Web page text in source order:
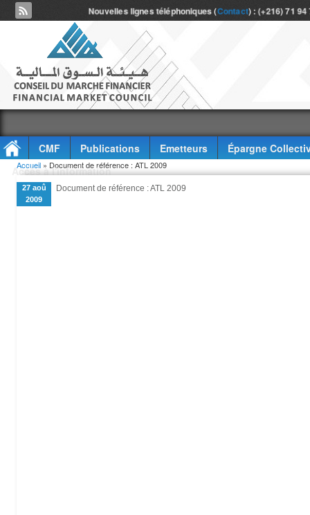
Nouvelles lignes téléphoniques (Contact) : (+216) 71
CMF Publications Emetteurs
Épargne
Accès à l'information
Vous êtes ici
Accueil » Document de référence : ATL 2009
27 aoû
2009
Document de référence : ATL 2009